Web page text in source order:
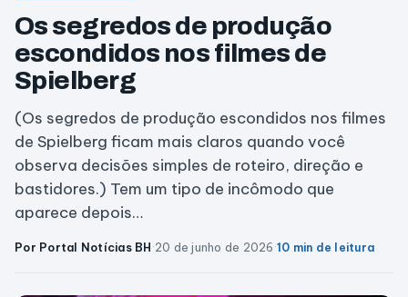
Os segredos de produção
escondidos nos filmes de
Spielberg
(Os segredos de produção escondidos nos filmes
de Spielberg ficam mais claros quando você
observa decisões simples de roteiro, direção e
bastidores.) Tem um tipo de incômodo que
aparece depois…
Por Portal Notícias BH·20 de junho de 2026·10 min de leitura